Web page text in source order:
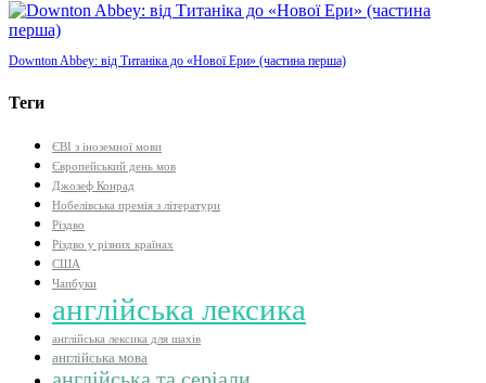
Downton Abbey: від Титаніка до «Нової Ери» (частина перша)
Теги
ЄВІ з іноземної мови
Європейський день мов
Джозеф Конрад
Нобелівська премія з літератури
Різдво
Різдво у різних країнах
США
Чапбуки
англійська лексика
англійська лексика для шахів
англійська мова